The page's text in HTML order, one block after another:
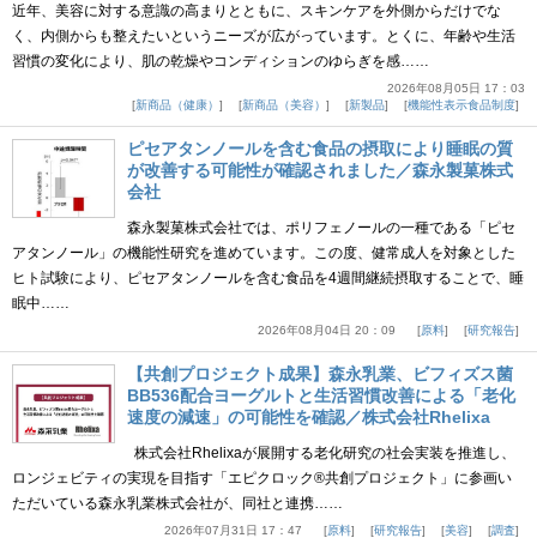
近年、美容に対する意識の高まりとともに、スキンケアを外側からだけでな
く、内側からも整えたいというニーズが広がっています。とくに、年齢や生活
習慣の変化により、肌の乾燥やコンディションのゆらぎを感……
2026年08月05日 17：03
新商品（健康）
新商品（美容） 新製品 機能性表示食品制度
ピセアタンノールを含む食品の摂取により睡眠の質
が改善する可能性が確認されました／森永製菓株式
会社
森永製菓株式会社では、ポリフェノールの一種である「ピセ
アタンノール」の機能性研究を進めています。この度、健常成人を対象とした
ヒト試験により、ピセアタンノールを含む食品を4週間継続摂取することで、睡
眠中……
2026年08月04日 20：09 原料 研究報告
【共創プロジェクト成果】森永乳業、ビフィズス菌
BB536配合ヨーグルトと生活習慣改善による「老化
速度の減速」の可能性を確認／株式会社Rhelixa
株式会社Rhelixaが展開する老化研究の社会実装を推進し、
ロンジェビティの実現を目指す「エピクロック®共創プロジェクト」に参画い
ただいている森永乳業株式会社が、同社と連携……
2026年07月31日 17：47 原料 研究報告 美容 調査